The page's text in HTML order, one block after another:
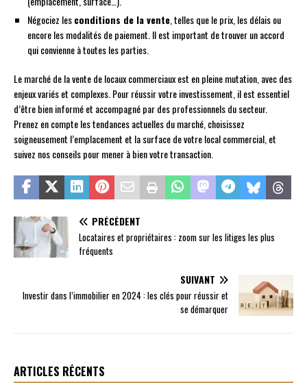
Négociez lesconditions de la vente , telles que le prix, les délais ou
encore les modalités de paiement. Il est important de trouver un accord
qui convienne à toutes les parties.
Le marché de la vente de locaux commerciaux est en pleine mutation, avec des
enjeux variés et complexes. Pour réussir votre investissement, il est essentiel
d’être bien informé et accompagné par des professionnels du secteur.
Prenez en compte les tendances actuelles du marché, choisissez
soigneusement l’emplacement et la surface de votre local commercial, et
suivez nos conseils pour mener à bien votre transaction.
PRÉCÉDENT
Locataires et propriétaires : zoom sur les litiges les plus
fréquents
SUIVANT
Investir dans l’immobilier en 2024 : les clés pour réussir et
se démarquer
ARTICLES RÉCENTS